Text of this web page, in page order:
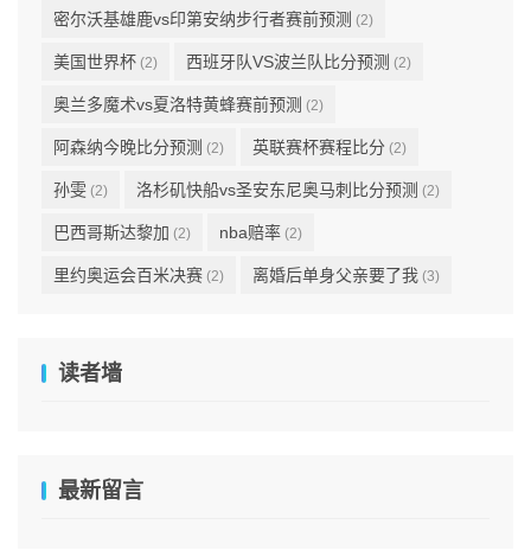
密尔沃基雄鹿vs印第安纳步行者赛前预测 (2)
美国世界杯 (2) 西班牙队VS波兰队比分预测 (2)
奥兰多魔术vs夏洛特黄蜂赛前预测 (2)
阿森纳今晚比分预测 (2) 英联赛杯赛程比分 (2)
孙雯 (2) 洛杉矶快船vs圣安东尼奥马刺比分预测 (2)
巴西哥斯达黎加 (2) nba赔率 (2)
里约奥运会百米决赛 (2) 离婚后单身父亲要了我 (3)
读者墙
最新留言